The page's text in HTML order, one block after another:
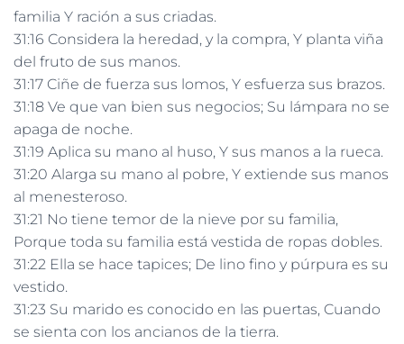
familia Y ración a sus criadas.
31:16 Considera la heredad, y la compra, Y planta viña
del fruto de sus manos.
31:17 Ciñe de fuerza sus lomos, Y esfuerza sus brazos.
31:18 Ve que van bien sus negocios; Su lámpara no se
apaga de noche.
31:19 Aplica su mano al huso, Y sus manos a la rueca.
31:20 Alarga su mano al pobre, Y extiende sus manos
al menesteroso.
31:21 No tiene temor de la nieve por su familia,
Porque toda su familia está vestida de ropas dobles.
31:22 Ella se hace tapices; De lino fino y púrpura es su
vestido.
31:23 Su marido es conocido en las puertas, Cuando
se sienta con los ancianos de la tierra.